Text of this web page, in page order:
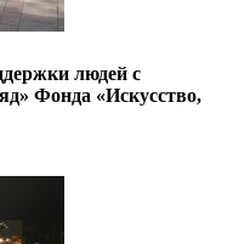
людей с
Фонда «Искусство,